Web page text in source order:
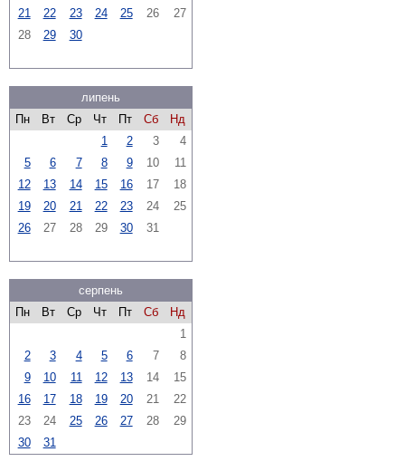
21
22 23 24 25 26
27
28
29 30
липень
Пн
Вт Ср Чт Пт Сб
Нд
1
2 3
4
5
6 7 8 9 10
11
12
13 14 15 16 17
18
19
20 21 22 23 24
25
26
27 28 29 30 31
серпень
Пн
Вт Ср Чт Пт Сб
Нд
1
2
3 4 5 6 7
8
9
10 11 12 13 14
15
16
17 18 19 20 21
22
23
24 25 26 27 28
29
30
31